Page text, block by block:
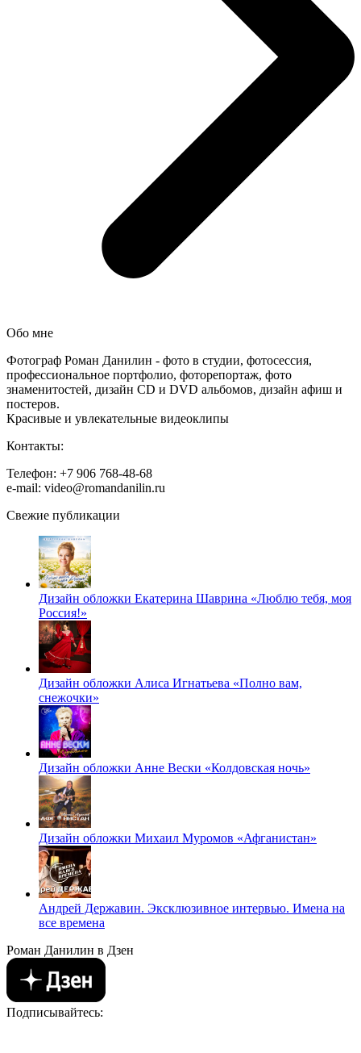
Обо мне
Фотограф Роман Данилин - фото в студии, фотосессия,
профессиональное портфолио, фоторепортаж, фото
знаменитостей, дизайн CD и DVD альбомов, дизайн афиш и
постеров.
Красивые и увлекательные видеоклипы
Контакты:
Телефон: +7 906 768-48-68
e-mail: video@romandanilin.ru
Свежие публикации
Дизайн обложки Екатерина Шаврина «Люблю тебя, моя
Россия!»
Дизайн обложки Алиса Игнатьева «Полно вам,
снежочки»
Дизайн обложки Анне Вески «Колдовская ночь»
Дизайн обложки Михаил Муромов «Афганистан»
Андрей Державин. Эксклюзивное интервью. Имена на
все времена
Роман Данилин в Дзен
Подписывайтесь: